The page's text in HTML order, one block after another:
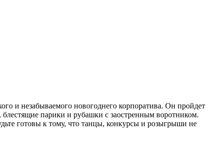
и незабываемого новогоднего корпоратива. Он пройдет
парики и рубашки с заостренным воротником.
готовы к тому, что танцы, конкурсы и розыгрыши не